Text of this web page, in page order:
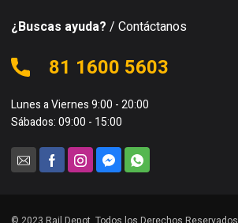
¿Buscas ayuda? / Contáctanos
81 1600 5603
Lunes a Viernes 9:00 - 20:00
Sábados: 09:00 - 15:00